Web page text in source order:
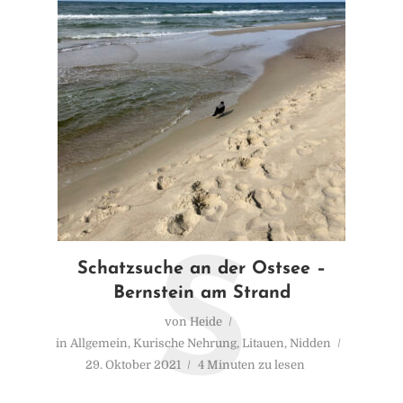
Schatzsuche an der Ostsee –
Bernstein am Strand
von Heide
in Allgemein, Kurische Nehrung, Litauen, Nidden
29. Oktober 2021
4 Minuten zu lesen
S